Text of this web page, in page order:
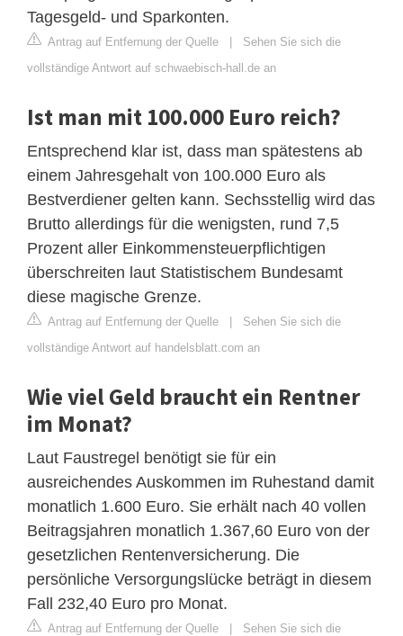
Tagesgeld- und Sparkonten.
Antrag auf Entfernung der Quelle | Sehen Sie sich die
vollständige Antwort auf schwaebisch-hall.de an
Ist man mit 100.000 Euro reich?
Entsprechend klar ist, dass man spätestens ab
einem Jahresgehalt von 100.000 Euro als
Bestverdiener gelten kann. Sechsstellig wird das
Brutto allerdings für die wenigsten, rund 7,5
Prozent aller Einkommensteuerpflichtigen
überschreiten laut Statistischem Bundesamt
diese magische Grenze.
Antrag auf Entfernung der Quelle | Sehen Sie sich die
vollständige Antwort auf handelsblatt.com an
Wie viel Geld braucht ein Rentner
im Monat?
Laut Faustregel benötigt sie für ein
ausreichendes Auskommen im Ruhestand damit
monatlich 1.600 Euro. Sie erhält nach 40 vollen
Beitragsjahren monatlich 1.367,60 Euro von der
gesetzlichen Rentenversicherung. Die
persönliche Versorgungslücke beträgt in diesem
Fall 232,40 Euro pro Monat.
Antrag auf Entfernung der Quelle | Sehen Sie sich die